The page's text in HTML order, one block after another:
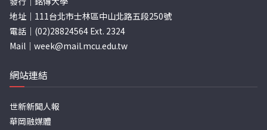
地址｜111台北市士林區中山北路五段250號
電話｜(02)28824564 Ext. 2324
Mail｜ week@mail.mcu.edu.tw
網站連結
世新新聞人報
華岡融媒體